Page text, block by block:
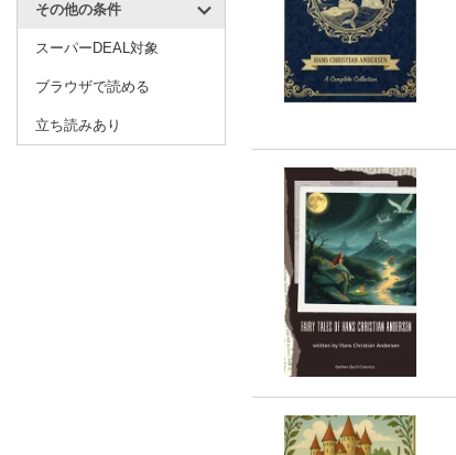
その他の条件
スーパーDEAL対象
ブラウザで読める
立ち読みあり